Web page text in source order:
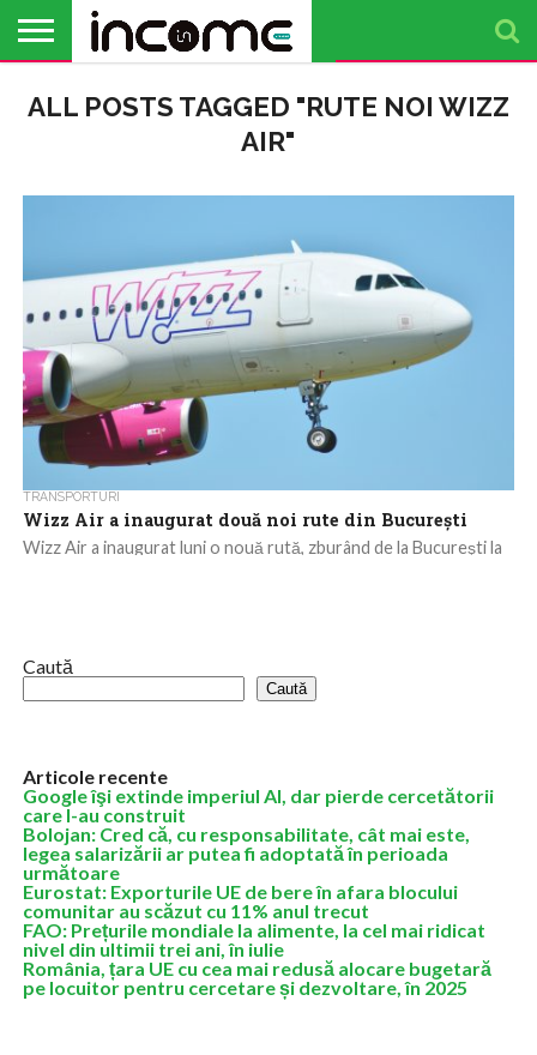
PROFIL DE
ANTREPRENOR
BUSINESS
ANALIZE
OPINII
FINANȚE
PERSONALE
TIMP
LIBER
ALL POSTS TAGGED "RUTE NOI WIZZ
AIR"
TRANSPORTURI
Wizz Air a inaugurat două noi rute din București
Wizz Air a inaugurat luni o nouă rută, zburând de la Bucureşti la
Caută
Caută
Articole recente
Google îşi extinde imperiul AI, dar pierde cercetătorii
care l-au construit
Bolojan: Cred că, cu responsabilitate, cât mai este,
legea salarizării ar putea fi adoptată în perioada
următoare
Eurostat: Exporturile UE de bere în afara blocului
comunitar au scăzut cu 11% anul trecut
FAO: Prețurile mondiale la alimente, la cel mai ridicat
nivel din ultimii trei ani, în iulie
România, țara UE cu cea mai redusă alocare bugetară
pe locuitor pentru cercetare și dezvoltare, în 2025